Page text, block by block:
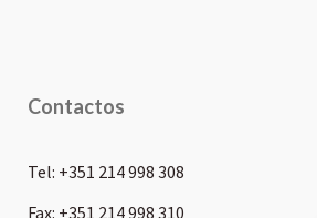
Contactos
Tel: +351 214 998 308
Fax: +351 214 998 310